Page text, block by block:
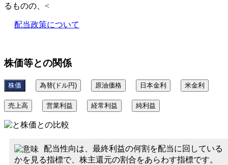
るものの、<
配当政策について
株価等との関係
株価 為替(ドル円) 原油価格 日本金利 米金利
売上高 営業利益 経常利益 純利益
配当性向は、最終利益の何割を配当に回している
かを見る指標で、株主還元の割合をあらわす指標です。